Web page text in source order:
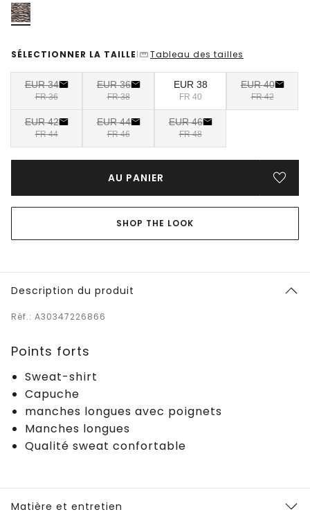
SÉLECTIONNER LA TAILLE | Tableau des tailles
EUR 34
FR 36
EUR 36
FR 38
EUR 38
FR 40
EUR 40
FR 42
EUR 42
FR 44
EUR 44
FR 46
EUR 46
FR 48
AU PANIER
SHOP THE LOOK
Description du produit
Réf.: A30347226866
Points forts
Sweat-shirt
Capuche
manches longues avec poignets
Manches longues
Qualité sweat confortable
Matière et entretien